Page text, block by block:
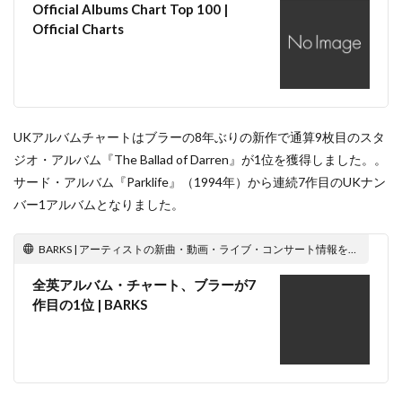
Official Albums Chart Top 100 |
Official Charts
UKアルバムチャートはブラーの8年ぶりの新作で通算9枚目のスタ
ジオ・アルバム『The Ballad of Darren』が1位を獲得しました。。
サード・アルバム『Parklife』（1994年）から連続7作目のUKナン
バー1アルバムとなりました。
BARKS | アーティストの新曲・動画・ライブ・コンサート情報をお届けする音楽メディア
全英アルバム・チャート、ブラーが7
作目の1位 | BARKS